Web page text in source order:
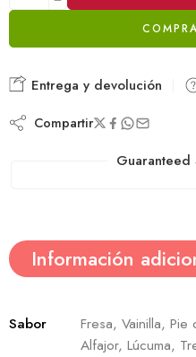
Entrega y devolución
Compartir
Guaranteed
Información
Sabor
Fresa, Vainilla,
Alfajor, Lúcuma,